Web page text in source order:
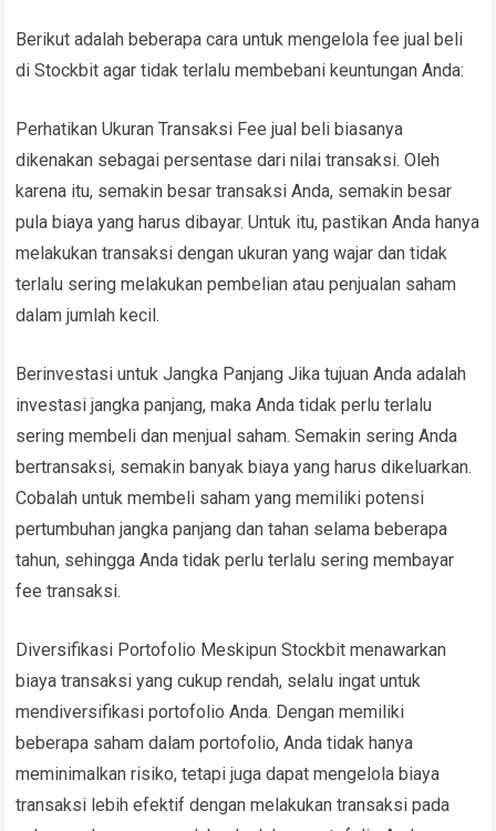
Berikut adalah beberapa cara untuk mengelola fee jual beli
di Stockbit agar tidak terlalu membebani keuntungan Anda:
Perhatikan Ukuran Transaksi Fee jual beli biasanya
dikenakan sebagai persentase dari nilai transaksi. Oleh
karena itu, semakin besar transaksi Anda, semakin besar
pula biaya yang harus dibayar. Untuk itu, pastikan Anda hanya
melakukan transaksi dengan ukuran yang wajar dan tidak
terlalu sering melakukan pembelian atau penjualan saham
dalam jumlah kecil.
Berinvestasi untuk Jangka Panjang Jika tujuan Anda adalah
investasi jangka panjang, maka Anda tidak perlu terlalu
sering membeli dan menjual saham. Semakin sering Anda
bertransaksi, semakin banyak biaya yang harus dikeluarkan.
Cobalah untuk membeli saham yang memiliki potensi
pertumbuhan jangka panjang dan tahan selama beberapa
tahun, sehingga Anda tidak perlu terlalu sering membayar
fee transaksi.
Diversifikasi Portofolio Meskipun Stockbit menawarkan
biaya transaksi yang cukup rendah, selalu ingat untuk
mendiversifikasi portofolio Anda. Dengan memiliki
beberapa saham dalam portofolio, Anda tidak hanya
meminimalkan risiko, tetapi juga dapat mengelola biaya
transaksi lebih efektif dengan melakukan transaksi pada